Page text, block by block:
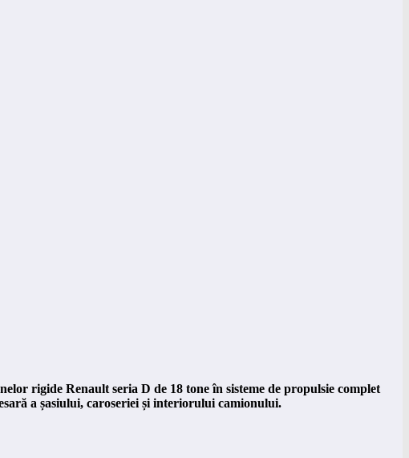
rigide Renault seria D de 18 tone în sisteme de propulsie complet
a șasiului, caroseriei și interiorului camionului.